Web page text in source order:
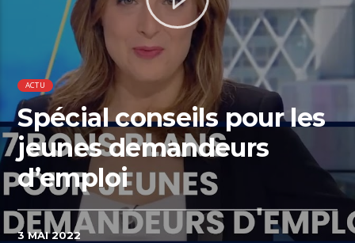
ACTU
Spécial conseils pour les
jeunes demandeurs
d’emploi
3 MAI 2022